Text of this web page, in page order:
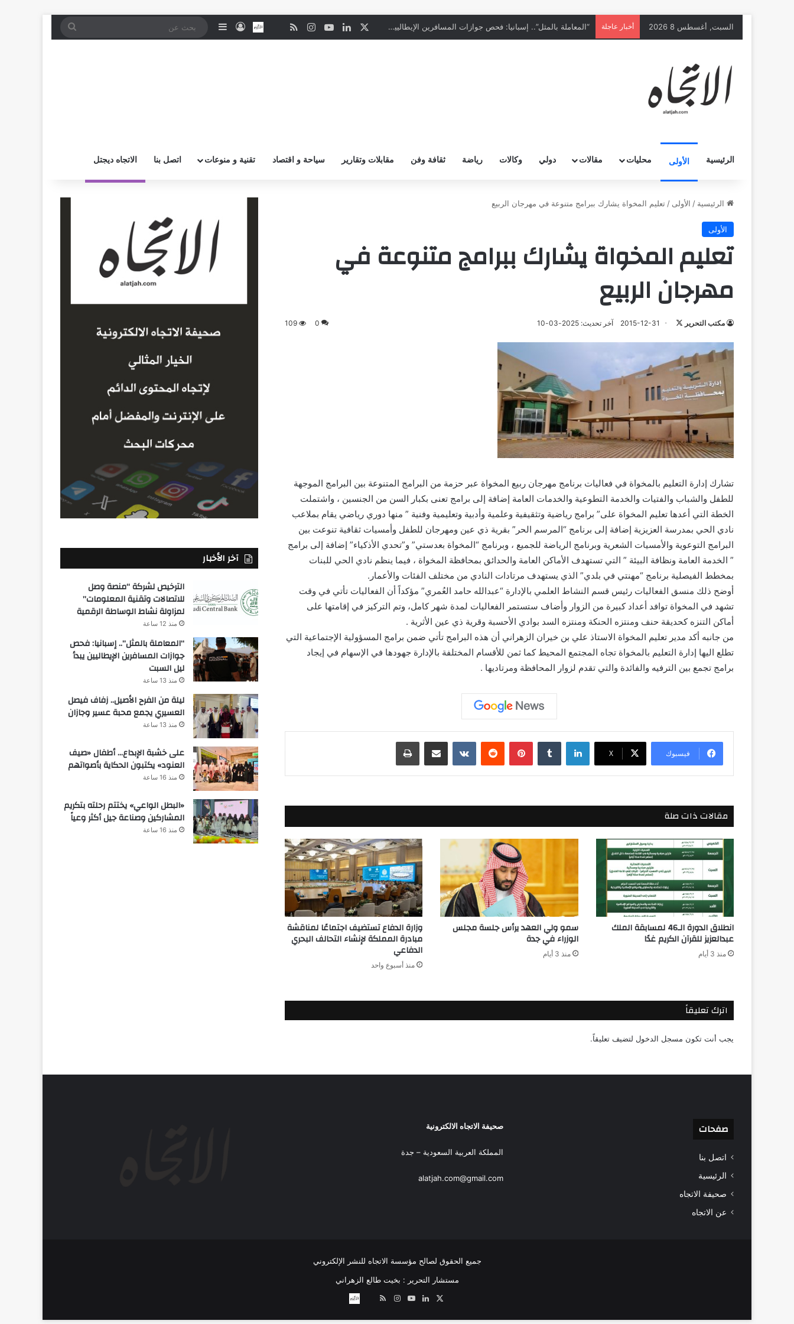
السبت, أغسطس 8 2026 أخبار عاجلة “المعاملة بالمثل”.. إسبانيا: فحص جوازات المسافرين الإيطاليين يبدأ ليل السبت لينكدإن‫YouTube
انستقرامملخص الموقع RSS
نبض اتصل بــنـا
تسجيل الدخول
إضافة عمود جانبي
بحث
الرئيسية الأولى محليات مقالات دولي وكالات رياضة ثقافة وفن مقابلات وتقارير سياحة و اقتصاد تقنية و منوعات اتصل بنا الاتجاه ديجتل
الرئيسية / الأولى / تعليم المخواة يشارك ببرامج متنوعة في مهرجان الربيع
الأولى
تعليم المخواة يشارك ببرامج متنوعة في
مهرجان الربيع
مكتب التحرير 2015-12-31 آخر تحديث: 2025-03-10 0
109
تشارك إدارة التعليم بالمخواة في فعاليات برنامج مهرجان ربيع المخواة عبر حزمة من البرامج المتنوعة بين البرامج الموجهة
للطفل والشباب والفتيات والخدمة التطوعية والخدمات العامة إضافة إلى برامج تعنى بكبار السن من الجنسين ، واشتملت
الخطة التي أعدها تعليم المخواة على” برامج رياضية وتثقيفية وعلمية وأدبية وتعليمية وفنية ” منها دوري رياضي يقام بملاعب
نادي الحي بمدرسة العزيزية إضافة إلى برنامج “المرسم الحر” بقرية ذي عين ومهرجان للطفل وأمسيات ثقافية تنوعت بين
البرامج التوعوية والأمسيات الشعرية وبرنامج الرياضة للجميع ، وبرنامج “المخواة بعدستي” و”تحدي الأذكياء” إضافة إلى برامج
” الخدمة العامة ونظافة البيئة ” التي تستهدف الأماكن العامة والحدائق بمحافظة المخواة ، فيما ينظم نادي الحي للبنات
بمخطط الفيصلية برنامج “مهنتي في بلدي” الذي يستهدف مرتادات النادي من مختلف الفئات والأعمار.
أوضح ذلك منسق الفعاليات رئيس قسم النشاط العلمي بالإدارة “عبدالله حامد العُمري” مؤكداً أن الفعاليات تأتي في وقت
تشهد في المخواة توافد أعداد كبيرة من الزوار وأضاف ستستمر الفعاليات لمدة شهر كامل، وتم التركيز في إقامتها على
أماكن التنزه كحديقة حنف ومنتزه الحنكة ومنتزه السد بوادي الأحسبة وقرية ذي عين الأثرية .
من جانبه أكد مدير تعليم المخواة الاستاذ علي بن خيران الزهراني أن هذه البرامج تأتي ضمن برامج المسؤولية الإجتماعية التي
تطلع اليها إدارة التعليم بالمخواة تجاه المجتمع المحيط كما ثمن للأقسام المختلفة بالإدارة جهودها في الإسهام في إيجاد
برامج تجمع بين الترفيه والفائدة والتي تقدم لزوار المحافظة ومرتاديها .
فيسبوك ‫X
لينكدإن بينتيريست مشاركة عبر البريد طباعة
مقالات ذات صلة
انطلاق الدورة الـ46 لمسابقة الملك
عبدالعزيز للقرآن الكريم غدًا
منذ 3 أيام
سمو ولي العهد يرأس جلسة مجلس
الوزراء في جدة
منذ 3 أيام
وزارة الدفاع تستضيف اجتماعًا لمناقشة
مبادرة المملكة لإنشاء التحالف البحري
الدفاعي
منذ أسبوع واحد
اترك تعليقاً
يجب أنت تكون مسجل الدخول لتضيف تعليقاً.
آخر الأخبار
الترخيص لشركة “منصة وصل
للاتصالات وتقنية المعلومات”
لمزاولة نشاط الوساطة الرقمية
منذ 12 ساعة
“المعاملة بالمثل”.. إسبانيا: فحص
جوازات المسافرين الإيطاليين يبدأ
ليل السبت
منذ 13 ساعة
ليلة من الفرح الأصيل.. زفاف فيصل
العسيري يجمع محبة عسير وجازان
منذ 13 ساعة
على خشبة الإبداع… أطفال «صيف
العنود» يكتبون الحكاية بأصواتهم
منذ 16 ساعة
«البطل الواعي» يختتم رحلته بتكريم
المشاركين وصناعة جيل أكثر وعياً
منذ 16 ساعة
صفحات
اتصل بنا
الرئيسية
صحيفة الاتجاه
عن الاتجاه
صحيفة الاتجاه الالكترونية
المملكة العربية السعودية – جدة
alatjah.com@gmail.com
جميع الحقوق لصالح مؤسسة الاتجاه للنشر الإلكتروني
مستشار التحرير : بخيت طالع الزهراني
لينكدإن‫YouTube
انستقرام
ملخص
نبض